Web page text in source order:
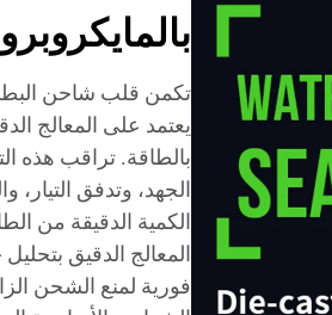
تكمن قلب شاحن
يعتمد على المعالج
بالطاقة. تراقب هذه
الجهد، وتدفق
الكمية الدقيقة من
المعالج الدقيق
فورية لمنع الشحن